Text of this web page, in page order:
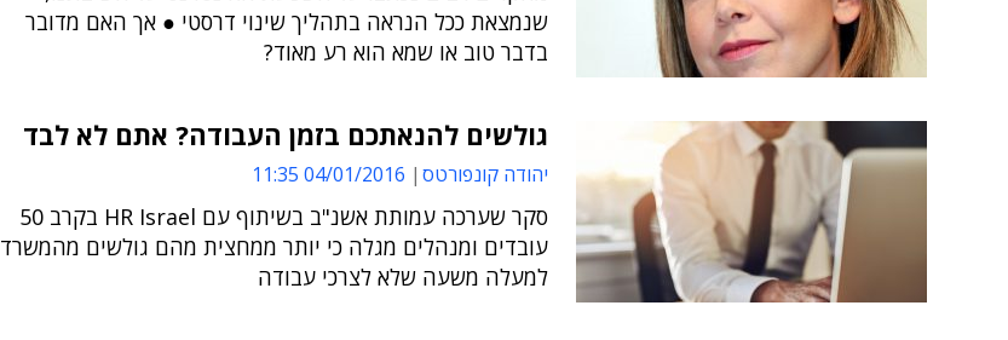
שנמצאת ככל הנראה בתהליך שינוי דרסטי ● אך האם מדובר
בדבר טוב או שמא הוא רע מאוד?
גולשים להנאתכם בזמן העבודה? אתם לא לבד
יהודה קונפורטס 04/01/2016 11:35
סקר שערכה עמותת אשנ"ב בשיתוף עם HR Israel בקרב 50
עובדים ומנהלים מגלה כי יותר ממחצית מהם גולשים מהמשרד
למעלה משעה שלא לצרכי עבודה